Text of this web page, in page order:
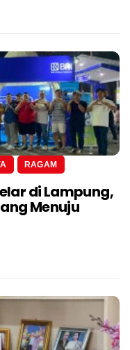
RAGAM
di Lampung,
Menuju